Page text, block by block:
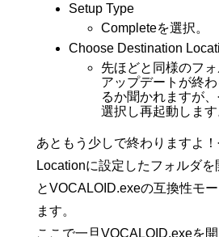
Setup Type
Completeを選択。
Choose Destination
先ほどと同様のフ
アップデートが終
るか聞かれますが
選択し再起動します
あともう少しで終わりますよ
Locationに設定したフォルダ
とVOCALOID.exeの互換性モ
ます。
ここで一旦VOCALOID.exeを